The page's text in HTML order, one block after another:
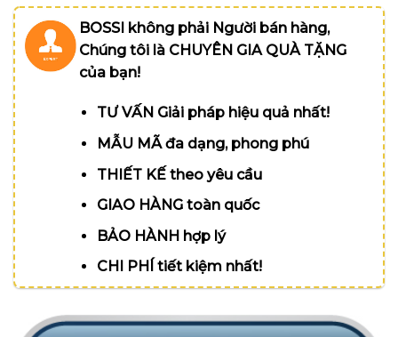
BOSSI không phải Người bán hàng,
Chúng tôi là CHUYÊN GIA QUÀ TẶNG
của bạn!
TƯ VẤN Giải pháp hiệu quả nhất!
MẪU MÃ đa dạng, phong phú
THIẾT KẾ theo yêu cầu
GIAO HÀNG toàn quốc
BẢO HÀNH hợp lý
CHI PHÍ tiết kiệm nhất!